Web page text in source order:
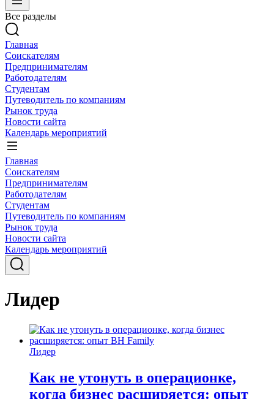
Все разделы
Главная
Соискателям
Предпринимателям
Работодателям
Студентам
Путеводитель по компаниям
Рынок труда
Новости сайта
Календарь мероприятий
Главная
Соискателям
Предпринимателям
Работодателям
Студентам
Путеводитель по компаниям
Рынок труда
Новости сайта
Календарь мероприятий
Лидер
Лидер
Как не утонуть в операционке,
когда бизнес расширяется: опыт